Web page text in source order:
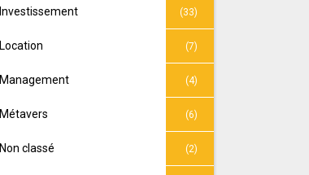
Investissement (33)
Location (7)
Management (4)
Métavers (6)
Non classé (2)